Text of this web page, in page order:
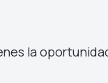
la